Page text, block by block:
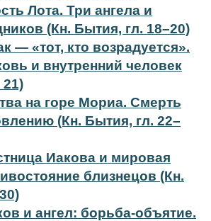
Лота. Три ангела и
(Кн. Бытия, гл. 18–20)
— «тот, кто возрадуется».
и внутренний человек
21)
на горе Мориа. Смерть
(Кн. Бытия, гл. 22–
Иакова и мировая
близнецов (Кн.
и ангел: борьба-объятие.